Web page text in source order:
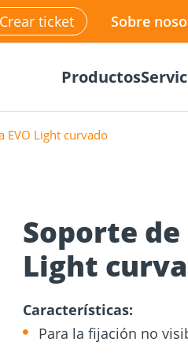
Crear ticket Sobre
Productos
Placas y
para
de Portal
EVO Light curvado
Soporte de
Light
Características:
Para la fijación no